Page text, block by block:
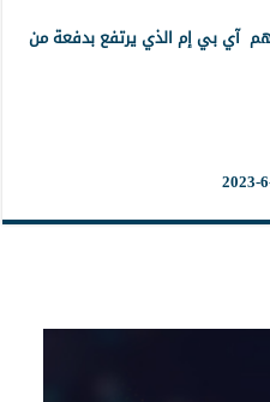
آي بي إم الذي يرتفع بدفعة من